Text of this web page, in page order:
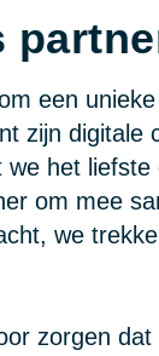
een
zijn digitale
het
om mee
we
zorgen